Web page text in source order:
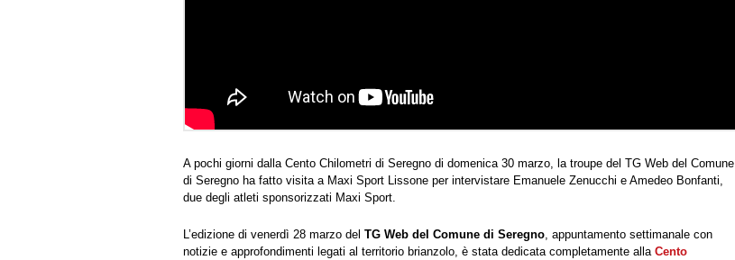
A pochi giorni dalla Cento Chilometri di Seregno di domenica 30 marzo, la troupe del TG Web del Comune
di Seregno ha fatto visita a Maxi Sport Lissone per intervistare Emanuele Zenucchi e Amedeo Bonfanti,
due degli atleti sponsorizzati Maxi Sport.
L’edizione di venerdì 28 marzo del TG Web del Comune di Seregno , appuntamento settimanale con
notizie e approfondimenti legati al territorio brianzolo, è stata dedicata completamente alla Cento